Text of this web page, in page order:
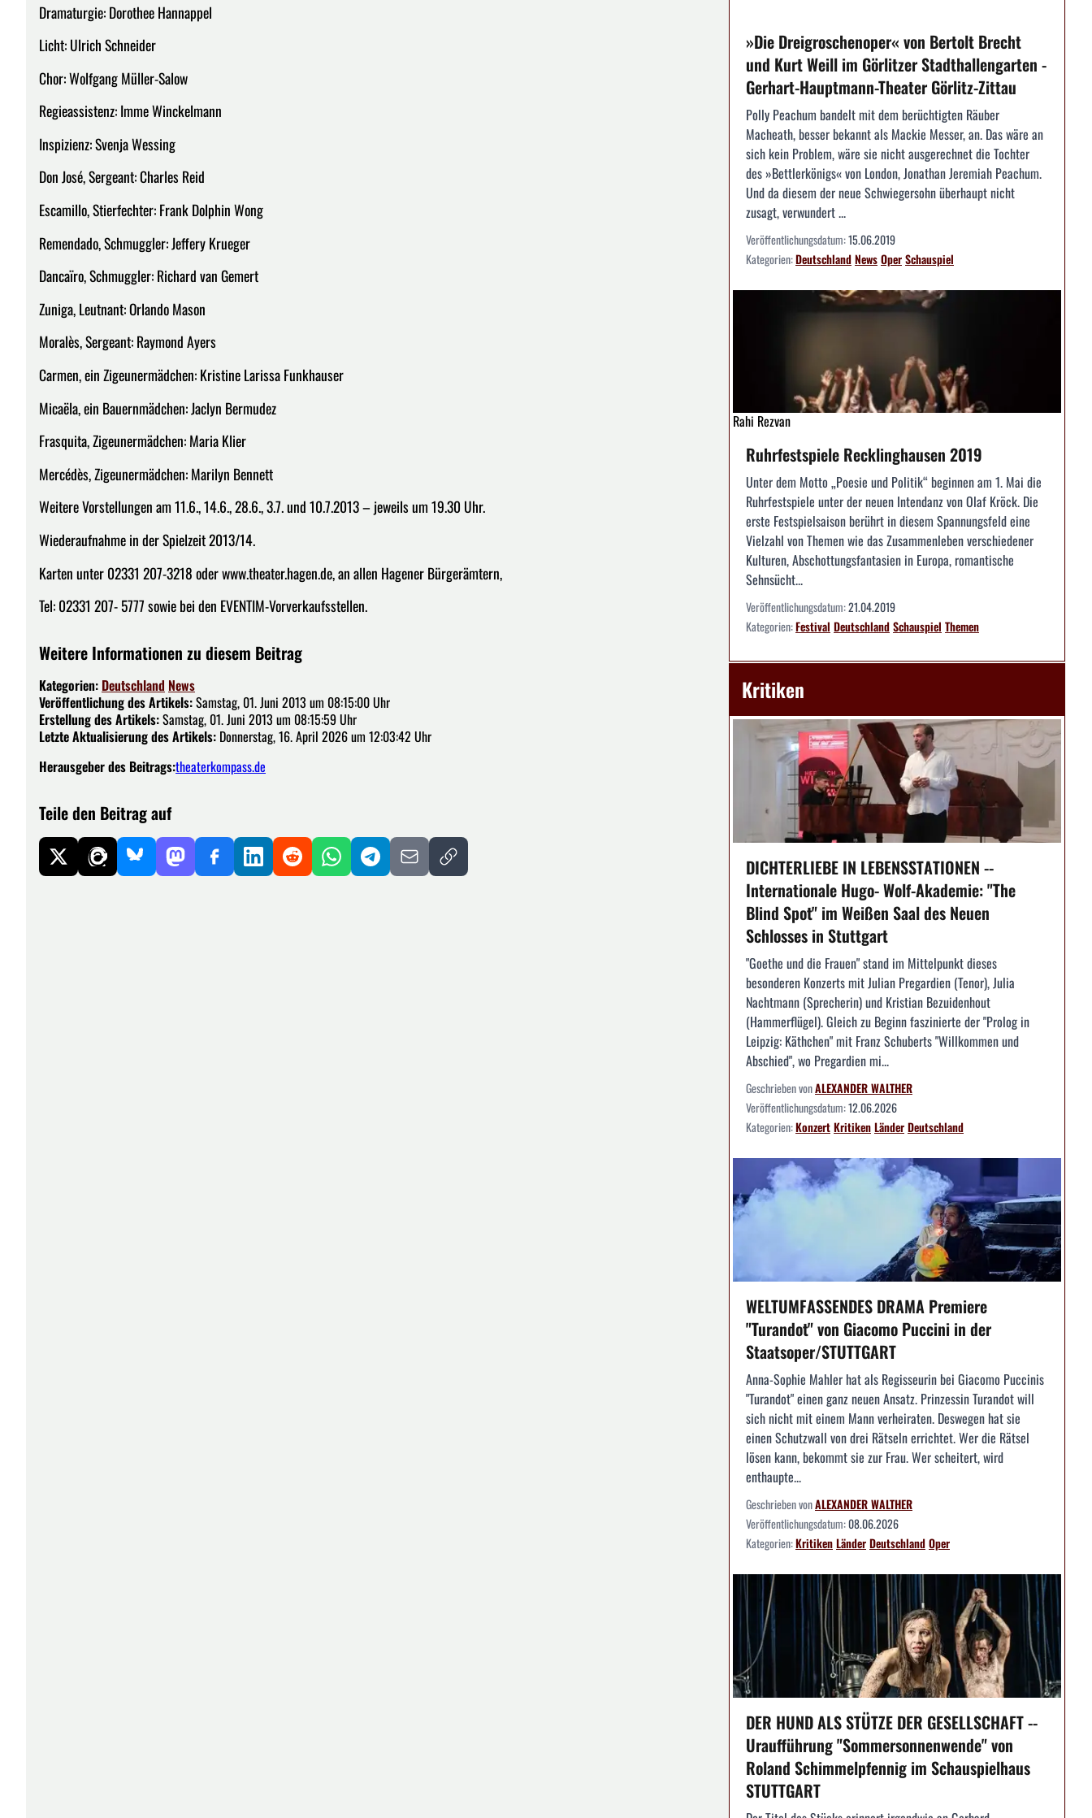
Dramaturgie: Dorothee Hannappel
Licht: Ulrich Schneider
Chor: Wolfgang Müller-Salow
Regieassistenz: Imme Winckelmann
Inspizienz: Svenja Wessing
Don José, Sergeant: Charles Reid
Escamillo, Stierfechter: Frank Dolphin Wong
Remendado, Schmuggler: Jeffery Krueger
Dancaïro, Schmuggler: Richard van Gemert
Zuniga, Leutnant: Orlando Mason
Moralès, Sergeant: Raymond Ayers
Carmen, ein Zigeunermädchen: Kristine Larissa Funkhauser
Micaëla, ein Bauernmädchen: Jaclyn Bermudez
Frasquita, Zigeunermädchen: Maria Klier
Mercédès, Zigeunermädchen: Marilyn Bennett
Weitere Vorstellungen am 11.6., 14.6., 28.6., 3.7. und 10.7.2013 – jeweils um 19.30 Uhr.
Wiederaufnahme in der Spielzeit 2013/14.
Karten unter 02331 207-3218 oder www.theater.hagen.de, an allen Hagener Bürgerämtern,
Tel: 02331 207- 5777 sowie bei den EVENTIM-Vorverkaufsstellen.
Weitere Informationen zu diesem Beitrag
Kategorien: Deutschland News
Veröffentlichung des Artikels:Samstag, 01. Juni 2013 um 08:15:00 Uhr
Erstellung des Artikels:Samstag, 01. Juni 2013 um 08:15:59 Uhr
Letzte Aktualisierung des Artikels: Donnerstag, 16. April 2026 um 12:03:42 Uhr
Herausgeber des Beitrags:theaterkompass.de
Teile den Beitrag auf
»Die Dreigroschenoper« von Bertolt Brecht
und Kurt Weill im Görlitzer Stadthallengarten -
Gerhart-Hauptmann-Theater Görlitz-Zittau
Polly Peachum bandelt mit dem berüchtigten Räuber
Macheath, besser bekannt als Mackie Messer, an. Das wäre an
sich kein Problem, wäre sie nicht ausgerechnet die Tochter
des »Bettlerkönigs« von London, Jonathan Jeremiah Peachum.
Und da diesem der neue Schwiegersohn überhaupt nicht
zusagt, verwundert ...
Veröffentlichungsdatum:15.06.2019
Kategorien:DeutschlandNewsOperSchauspiel
Rahi Rezvan
Ruhrfestspiele Recklinghausen 2019
Unter dem Motto „Poesie und Politik“ beginnen am 1. Mai die
Ruhrfestspiele unter der neuen Intendanz von Olaf Kröck. Die
erste Festspielsaison berührt in diesem Spannungsfeld eine
Vielzahl von Themen wie das Zusammenleben verschiedener
Kulturen, Abschottungsfantasien in Europa, romantische
Sehnsücht...
Veröffentlichungsdatum:21.04.2019
Kategorien:Festival DeutschlandSchauspiel Themen
Kritiken
DICHTERLIEBE IN LEBENSSTATIONEN --
Internationale Hugo- Wolf-Akademie: "The
Blind Spot" im Weißen Saal des Neuen
Schlosses in Stuttgart
"Goethe und die Frauen" stand im Mittelpunkt dieses
besonderen Konzerts mit Julian Pregardien (Tenor), Julia
Nachtmann (Sprecherin) und Kristian Bezuidenhout
(Hammerflügel). Gleich zu Beginn faszinierte der "Prolog in
Leipzig: Käthchen" mit Franz Schuberts "Willkommen und
Abschied", wo Pregardien mi...
Geschrieben vonALEXANDER WALTHER
Veröffentlichungsdatum:12.06.2026
Kategorien:KonzertKritikenLänderDeutschland
WELTUMFASSENDES DRAMA Premiere
"Turandot" von Giacomo Puccini in der
Staatsoper/STUTTGART
Anna-Sophie Mahler hat als Regisseurin bei Giacomo Puccinis
"Turandot" einen ganz neuen Ansatz. Prinzessin Turandot will
sich nicht mit einem Mann verheiraten. Deswegen hat sie
einen Schutzwall von drei Rätseln errichtet. Wer die Rätsel
lösen kann, bekommt sie zur Frau. Wer scheitert, wird
enthaupte...
Geschrieben vonALEXANDER WALTHER
Veröffentlichungsdatum:08.06.2026
Kategorien:KritikenLänderDeutschlandOper
DER HUND ALS STÜTZE DER GESELLSCHAFT --
Uraufführung "Sommersonnenwende" von
Roland Schimmelpfennig im Schauspielhaus
STUTTGART